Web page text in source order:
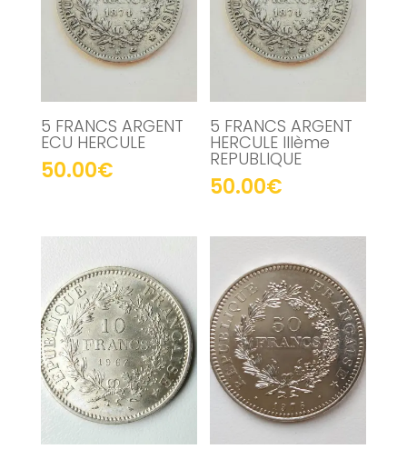
5 FRANCS ARGENT
ECU HERCULE
50.00€
5 FRANCS ARGENT
HERCULE IIIème
REPUBLIQUE
50.00€